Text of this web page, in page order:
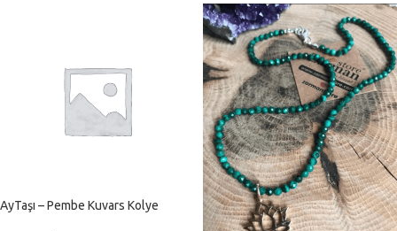
AyTaşı – Pembe Kuvars Kolye